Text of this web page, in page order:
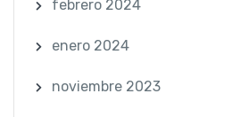
febrero 2024
enero 2024
noviembre 2023